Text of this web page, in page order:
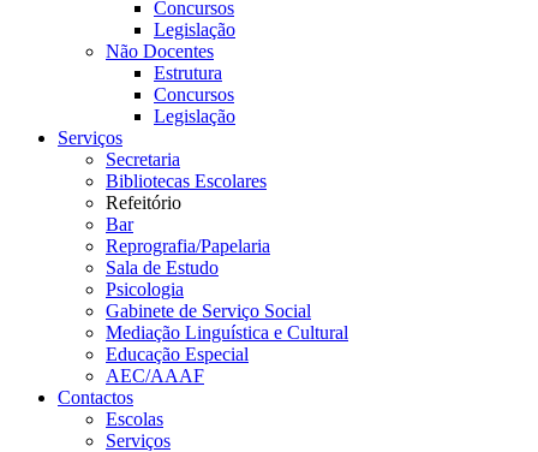
Concursos
Legislação
Não Docentes
Estrutura
Concursos
Legislação
Serviços
Secretaria
Bibliotecas Escolares
Refeitório
Bar
Reprografia/Papelaria
Sala de Estudo
Psicologia
Gabinete de Serviço Social
Mediação Linguística e Cultural
Educação Especial
AEC/AAAF
Contactos
Escolas
Serviços